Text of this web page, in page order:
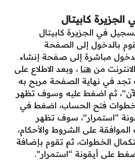
كابيتال
في الجزيرة كابيتال
بالدخول إلى الصفحة
مباشرة إلى صفحة إنشاء
من هنا ، وبعد الاطلاع على
في نهاية الصفحة مربح به
ثم اضغط عليه وسوف تظهر
فتح الحساب، اضغط في
“استمرار”، سوف تظهر
على الشروط والأحكام،
الخطوات، ثم تقوم بإضافة
على أيقونة “استمرار”.